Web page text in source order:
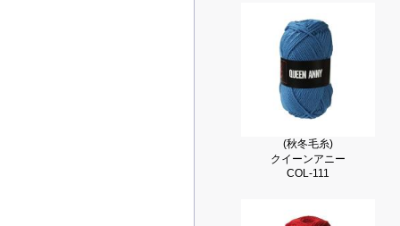
(秋冬毛糸)
クイーンアニー
COL-111